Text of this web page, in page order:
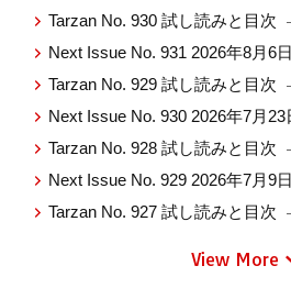
Tarzan No. 930 試し読みと目次
Next Issue No. 931 2026年8月6
Tarzan No. 929 試し読みと目次
Next Issue No. 930 2026年7月23
Tarzan No. 928 試し読みと目次
Next Issue No. 929 2026年7月9
Tarzan No. 927 試し読みと目次
View More